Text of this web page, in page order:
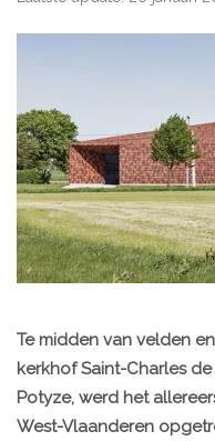
Te midden van velden
kerkhof Saint-Charles
Potyze, werd het
West-Vlaanderen